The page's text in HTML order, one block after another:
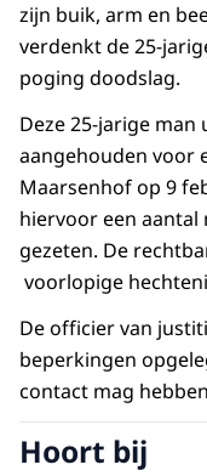
zijn buik, arm en
verdenkt de 25-
poging doodslag.
Deze 25-jarige
aangehouden voor
Maarsenhof op 9
hiervoor een
gezeten. De
voorlopige
De officier van
beperkingen
contact mag
Hoort bij